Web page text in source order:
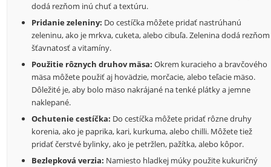
dodá rezňom inú chuť a textúru.
Pridanie zeleniny: Do cestíčka môžete pridať nastrúhanú
zeleninu, ako je mrkva, cuketa, alebo cibuľa. Zelenina dodá rezňom
šťavnatosť a vitamíny.
Použitie rôznych druhov mäsa: Okrem kuracieho a bravčového
mäsa môžete použiť aj hovädzie, morčacie, alebo teľacie mäso.
Dôležité je, aby bolo mäso nakrájané na tenké plátky a jemne
naklepané.
Ochutenie cestíčka: Do cestíčka môžete pridať rôzne druhy
korenia, ako je paprika, kari, kurkuma, alebo chilli. Môžete tiež
pridať čerstvé bylinky, ako je petržlen, pažítka, alebo kôpor.
Bezlepková verzia: Namiesto hladkej múky použite kukuričný